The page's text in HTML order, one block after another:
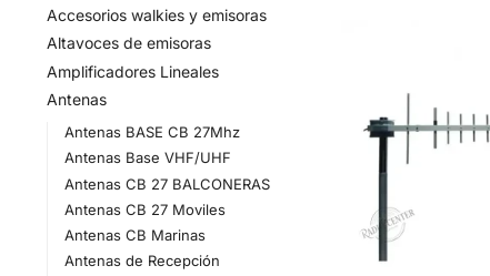
Accesorios walkies y emisoras
Altavoces de emisoras
Amplificadores Lineales
Antenas
Antenas BASE CB 27Mhz
Antenas Base VHF/UHF
Antenas CB 27 BALCONERAS
Antenas CB 27 Moviles
Antenas CB Marinas
Antenas de Recepción